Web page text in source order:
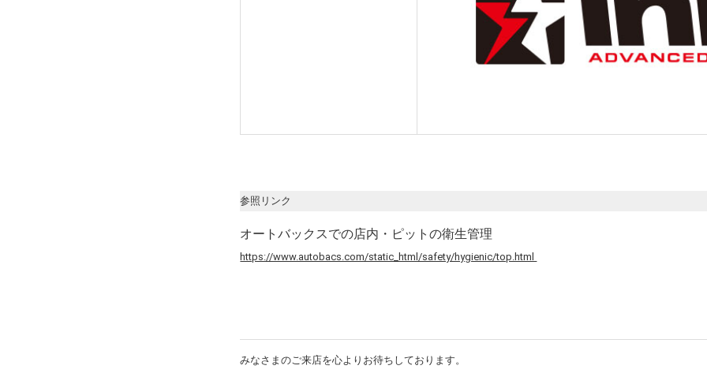
参照リンク
オートバックスでの店内・ピットの衛生管理
https://www.autobacs.com/static_html/safety/hygienic/top.html
みなさまのご来店を心よりお待ちしております。